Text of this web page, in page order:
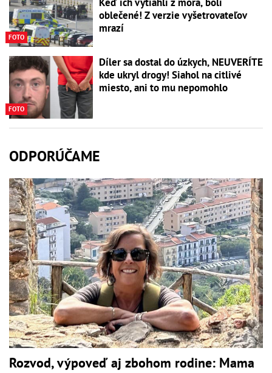
FOTO
oblečené! Z verzie vyšetrovateľov
mrazí
FOTO
Díler sa dostal do úzkych, NEUVERÍTE
kde ukryl drogy! Siahol na citlivé
miesto, ani to mu nepomohlo
ODPORÚČAME
Rozvod, výpoveď aj zbohom rodine: Mama